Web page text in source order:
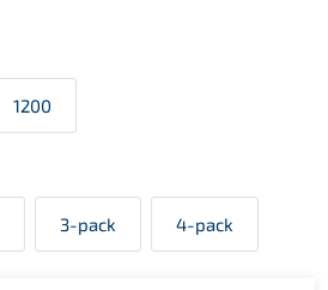
1200
3-pack 4-pack